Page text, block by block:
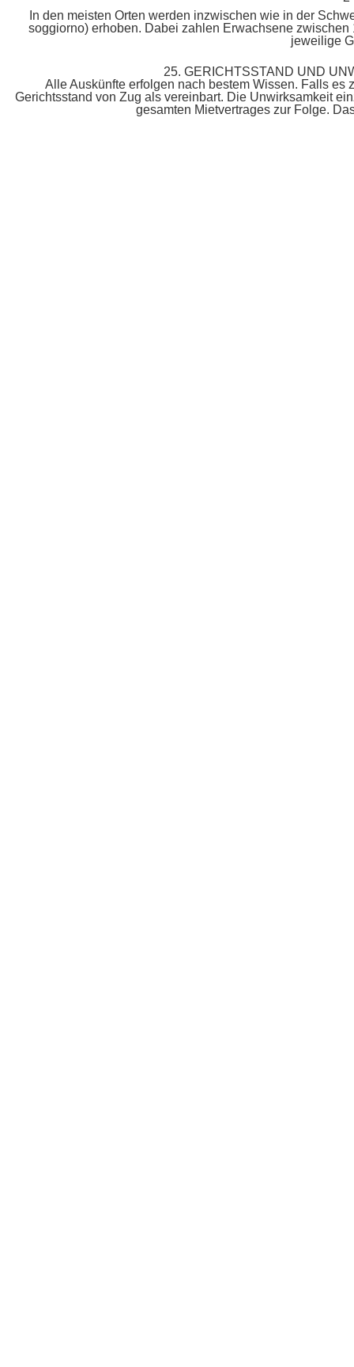
In den meisten Orten werden inzwischen wie in der
soggiorno) erhoben. Dabei zahlen Erwachsene
jeweilige
25. GERICHTSSTAND UND
Alle Auskünfte erfolgen nach bestem Wissen. Falls
Gerichtsstand von Zug als vereinbart. Die Unwirksamkeit
gesamten Mietvertrages zur Folge.